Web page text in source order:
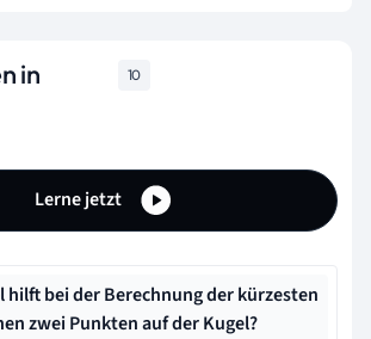
in
10
Lerne jetzt
hilft bei der Berechnung der kürzesten
zwei Punkten auf der Kugel?